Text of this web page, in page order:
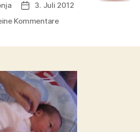
Veröffentlichungsdatum
3. Juli 2012
Kommentarezu